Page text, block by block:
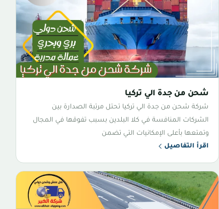
شحن من جدة الي تركيا
شركة شحن من جدة الي تركيا تحتل مرتبة الصدارة بين
الشركات المنافسة في كلا البلدين بسبب تفوقها في المجال
وتمتعها بأعلى الإمكانيات التي تضمن
اقرأ التفاصيل